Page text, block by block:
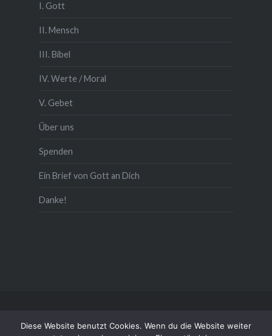
I. Gott
II. Mensch
III. Bibel
IV. Werte / Moral
V. Gebet
Über uns
Spenden
Ein Brief von Gott an Dich
Danke!
Diese Website benutzt Cookies. Wenn du die Website weiter